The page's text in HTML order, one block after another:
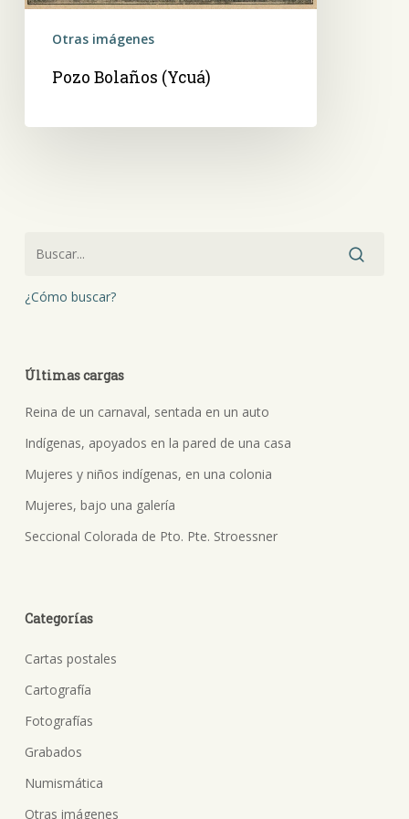
Otras imágenes
Pozo Bolaños (Ycuá)
¿Cómo buscar?
Últimas cargas
Reina de un carnaval, sentada en un auto
Indígenas, apoyados en la pared de una casa
Mujeres y niños indígenas, en una colonia
Mujeres, bajo una galería
Seccional Colorada de Pto. Pte. Stroessner
Categorías
Cartas postales
Cartografía
Fotografías
Grabados
Numismática
Otras imágenes